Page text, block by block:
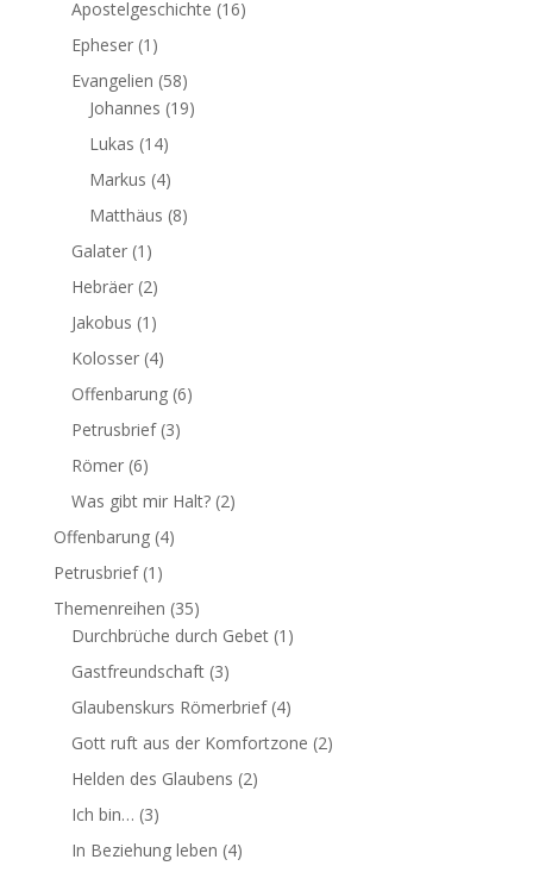
Apostelgeschichte (16)
Epheser(1)
Evangelien (58)
Johannes (19)
Lukas (14)
Markus (4)
Matthäus (8)
Galater(1)
Hebräer(2)
Jakobus (1)
Kolosser(4)
Offenbarung(6)
Petrusbrief(3)
Römer(6)
Was gibt mir Halt?(2)
Offenbarung(4)
Petrusbrief(1)
Themenreihen (35)
Durchbrüche durch Gebet(1)
Gastfreundschaft(3)
Glaubenskurs Römerbrief(4)
Gott ruft aus der Komfortzone (2)
Helden des Glaubens (2)
Ich bin… (3)
In Beziehung leben (4)